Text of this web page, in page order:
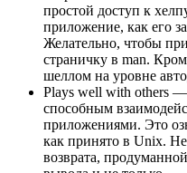
простой доступ к
приложение, как его
Желательно, чтобы
страничку в man.
шеллом на уровне
Plays well with others
способным
приложениями. Это
как принято в Unix. Не
возврата,